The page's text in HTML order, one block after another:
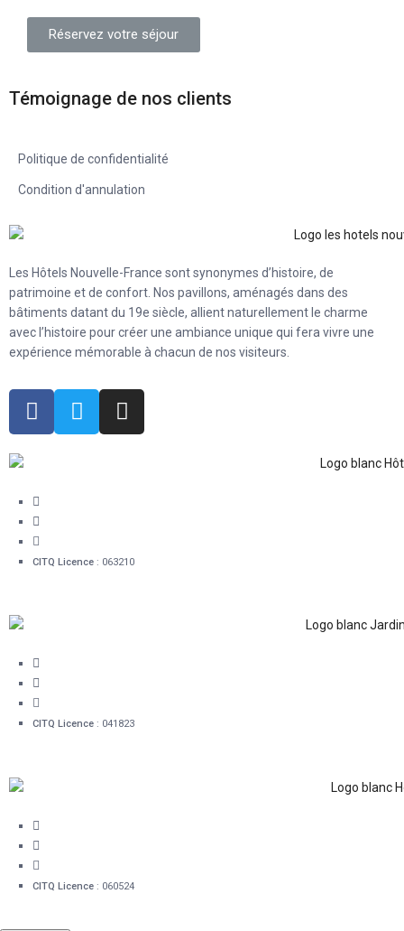
Réservez votre séjour
Témoignage de nos clients
Politique de confidentialité
Condition d'annulation
Les Hôtels Nouvelle-France sont synonymes d’histoire, de
patrimoine et de confort. Nos pavillons, aménagés dans des
bâtiments datant du 19e siècle, allient naturellement le charme
avec l’histoire pour créer une ambiance unique qui fera vivre une
expérience mémorable à chacun de nos visiteurs.
CITQ Licence : 063210
CITQ Licence : 041823
CITQ Licence : 060524